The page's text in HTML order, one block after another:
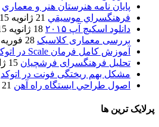
پایان نامه هنرستان هنر و معماري
فرهنگسراي موسيقي 21 ژانویه 2015
دانلود اسکیچ آپ ۲۰۱۵
18 ژانویه 2015
بررسی معماری کلاسیک 28 فوریه 2015
آموزش کامل فرمان Scale در اتوکد
تحلیل فرهنگسرای فرشچیان 15 ژانویه 2015
مشکل بهم ریختگی فونت در اتوکد
اصول طراحي ایستگاه راه آهن 21 ژانویه 2015
پرلایک ترین ها